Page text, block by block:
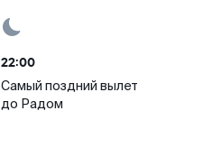
22:00
Самый поздний вылет
до Радом